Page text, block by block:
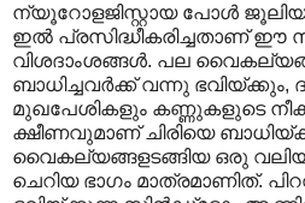
ന്യൂറോളജിസ്റ്റായ പോൾ
ഇൽ പ്രസിദ്ധീകരിച്ചതാണ് ഈ
വിശദാംശങ്ങൾ. പല
ബാധിച്ചവർക്ക് വന്നു ഭവിയ്ക്കും,
മുഖപേശികളും കണ്ണുകളുടെ
ക്ഷീണവുമാണ് ചിരിയെ
വൈകല്യങ്ങളടങ്ങിയ ഒരു വലിയ
ചെറിയ ഭാഗം മാത്രമാണിത്.